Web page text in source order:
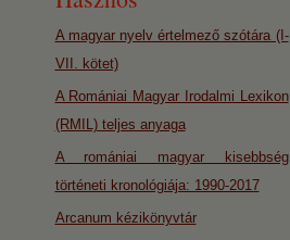
A magyar nyelv értelmező szótára (I-
VII. kötet)
A Romániai Magyar Irodalmi Lexikon
(RMIL) teljes anyaga
A romániai magyar kisebbség
történeti kronológiája: 1990-2017
Arcanum kézikönyvtár